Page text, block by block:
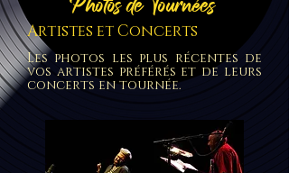
Photos de Tournées
Artistes et Concerts
Les photos les plus récentes de
vos artistes préférés et de leurs
concerts en tournée.